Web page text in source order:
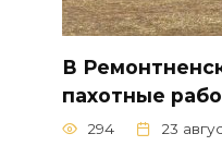
В
пахотные
294 23